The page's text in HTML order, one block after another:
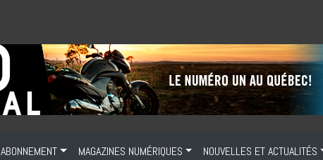
ABONNEMENT MAGAZINES NUMÉRIQUES NOUVELLES ET ACTUALITÉS